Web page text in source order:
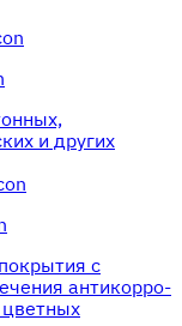
и других
с
антикорро-